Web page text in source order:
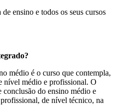
ensino e todos os seus cursos
médio é o curso que contempla,
nível médio e profissional. O
conclusão do ensino médio e
de nível técnico, na